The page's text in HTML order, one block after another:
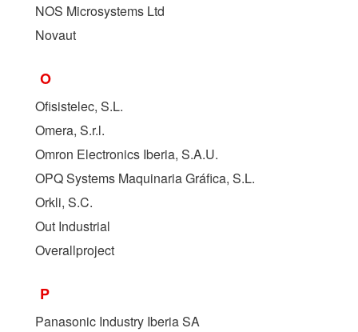
NOS Microsystems Ltd
Novaut
O
Ofisistelec, S.L.
Omera, S.r.l.
Omron Electronics Iberia, S.A.U.
OPQ Systems Maquinaria Gráfica, S.L.
Orkli, S.C.
Out Industrial
Overallproject
P
Panasonic Industry Iberia SA